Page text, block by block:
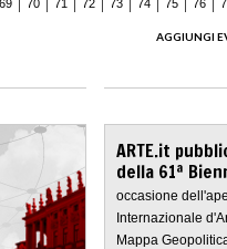
69 70 71 72 73 74 75 76
AGGIUNGI
ARTE.it
della 61ª
occasione
Internazionale
Mappa